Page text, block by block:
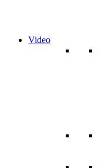
Video